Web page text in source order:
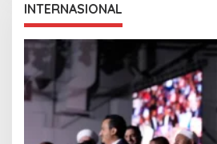
INTERNASIONAL